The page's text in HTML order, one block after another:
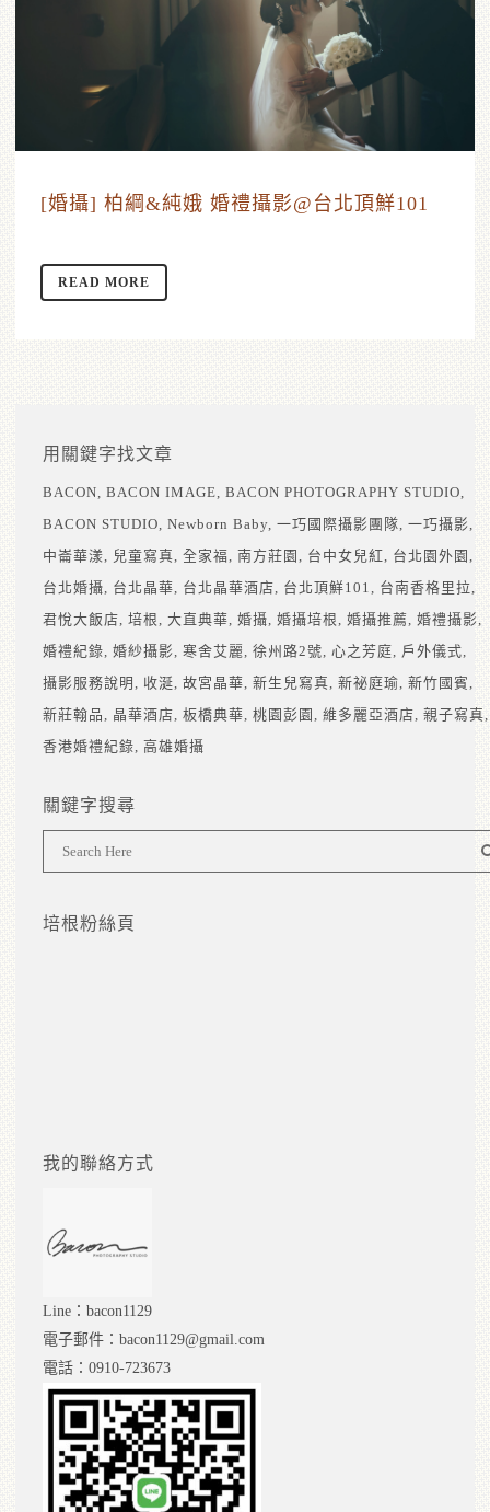
[婚攝] 柏綱&純娥 婚禮攝影@台北頂鮮101
READ MORE
用關鍵字找文章
BACON BACON IMAGE BACON PHOTOGRAPHY STUDIO
BACON STUDIO Newborn Baby 一巧國際攝影團隊 一巧攝影
中崙華漾
兒童寫真 全家福 南方莊園 台中女兒紅
台北園外園
台北婚攝
台北晶華 台北晶華酒店 台北頂鮮101
台南香格里拉
君悅大飯店 培根 大直典華 婚攝 婚攝培根 婚攝推薦 婚禮攝影
婚禮紀錄 婚紗攝影 寒舍艾麗 徐州路2號 心之芳庭
戶外儀式
攝影服務說明
收涎 故宮晶華 新生兒寫真 新祕庭瑜 新竹國賓
新莊翰品
晶華酒店 板橋典華 桃園彭園 維多麗亞酒店 親子寫真
香港婚禮紀錄 高雄婚攝
關鍵字搜尋
培根粉絲頁
我的聯絡方式
Line：bacon1129
電子郵件：bacon1129@gmail.com
電話：0910-723673